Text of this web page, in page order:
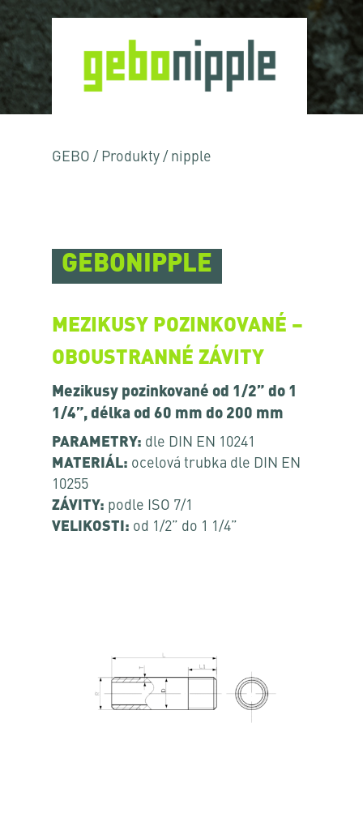
GEBO / Produkty / nipple
GEBONIPPLE
MEZIKUSY POZINKOVANÉ –
OBOUSTRANNÉ ZÁVITY
Mezikusy pozinkované od 1/2” do 1
1/4”, délka od 60 mm do 200 mm
PARAMETRY: dle DIN EN 10241
MATERIÁL: ocelová trubka dle DIN EN
10255
ZÁVITY: podle ISO 7/1
VELIKOSTI: od 1/2” do 1 1/4”